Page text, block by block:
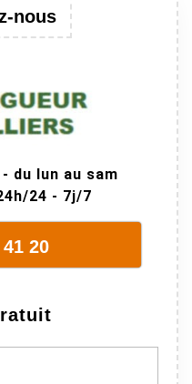
trop lourde et
donc
son équipes
connaissent
très bien leur
juste une
évidence. Et
en plus ils
sympathique.
nous
du lun au sam
24 - 7j/7
20